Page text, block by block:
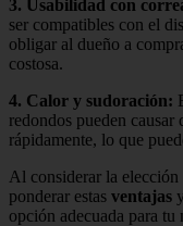
3. Usabilidad con
ser compatibles con el
obligar al dueño a
costosa.
4. Calor y sudoración:
redondos pueden causar
rápidamente, lo que
Al considerar la
ponderar estas ventajas
opción adecuada para tu